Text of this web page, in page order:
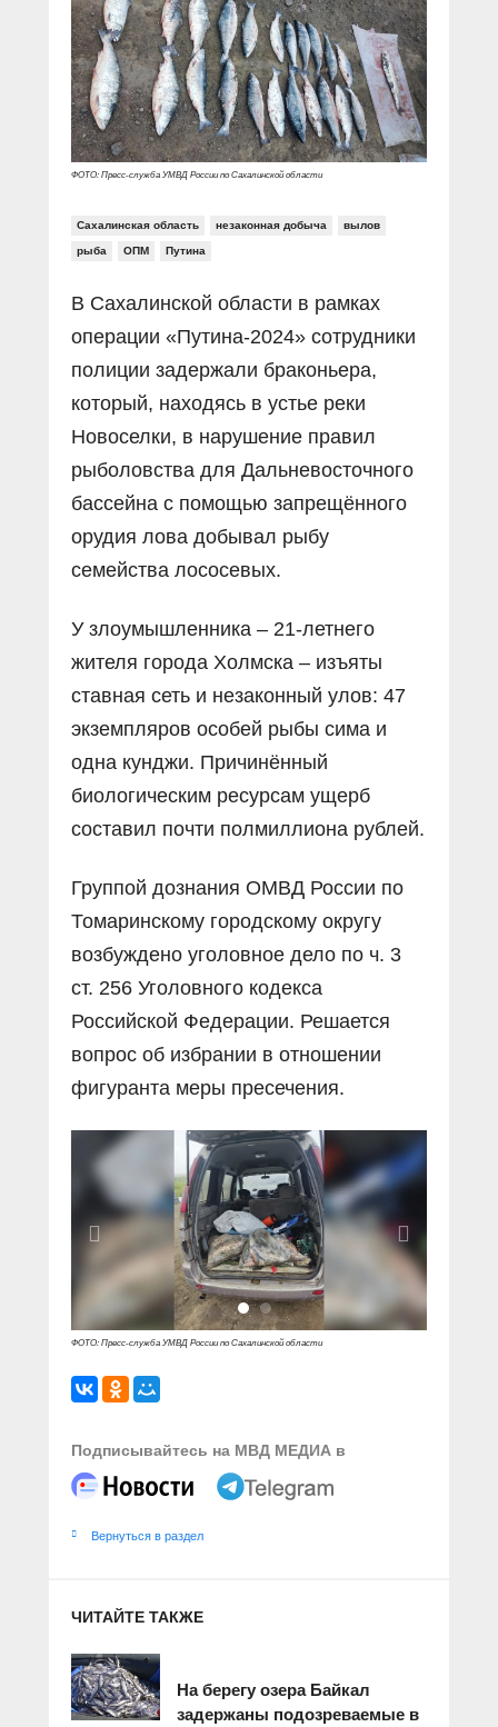
Социальные ролики
Документальные фильмы
Прямой разговор
В знании сила
Специальный репортаж
КиберПОСТОВОЙ
Газета «Щит и меч»
Журнал «Полиция России»
О ПОРТАЛЕ
Контакты
Вакансии
ФОТО: Пресс-служба УМВД России по Сахалинской области
Сахалинская область незаконная добыча вылов
рыба ОПМ Путина
В Сахалинской области в рамках
операции «Путина-2024» сотрудники
полиции задержали браконьера,
который, находясь в устье реки
Новоселки, в нарушение правил
рыболовства для Дальневосточного
бассейна с помощью запрещённого
орудия лова добывал рыбу
семейства лососевых.
У злоумышленника – 21-летнего
жителя города Холмска – изъяты
ставная сеть и незаконный улов: 47
экземпляров особей рыбы сима и
одна кунджи. Причинённый
биологическим ресурсам ущерб
составил почти полмиллиона рублей.
Группой дознания ОМВД России по
Томаринскому городскому округу
возбуждено уголовное дело по ч. 3
ст. 256 Уголовного кодекса
Российской Федерации. Решается
вопрос об избрании в отношении
фигуранта меры пресечения.
ФОТО: Пресс-служба УМВД России по Сахалинской области
Подписывайтесь на МВД МЕДИА в
Вернуться в раздел
ЧИТАЙТЕ ТАКЖЕ
На берегу озера Байкал
задержаны подозреваемые в